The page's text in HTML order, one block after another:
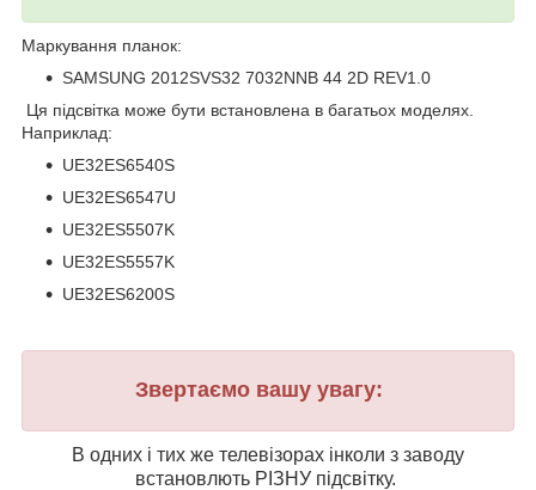
Маркування планок:
SAMSUNG 2012SVS32 7032NNB 44 2D REV1.0
Ця підсвітка може бути встановлена в багатьох моделях.
Наприклад:
UE32ES6540S
UE32ES6547U
UE32ES5507K
UE32ES5557K
UE32ES6200S
Звертаємо вашу увагу:
В одних і тих же телевізорах інколи з заводу
встановлють РІЗНУ підсвітку.